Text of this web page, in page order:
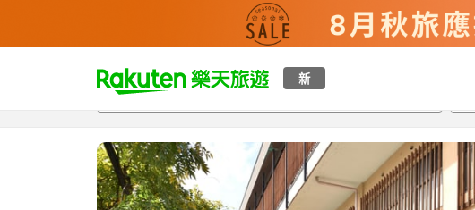
新
t
p
a
g
e
_
總覽客房與方案評語設施